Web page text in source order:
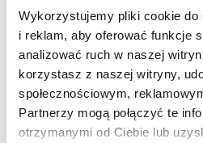
Wykorzystujemy pliki cookie do
i reklam, aby oferować funkcje
analizować ruch w naszej
korzystasz z naszej witryny,
społecznościowym,
Partnerzy mogą połączyć te
otrzymanymi od Ciebie lub
ZADZWOŃ I SPRAWDŹ
Zostaw